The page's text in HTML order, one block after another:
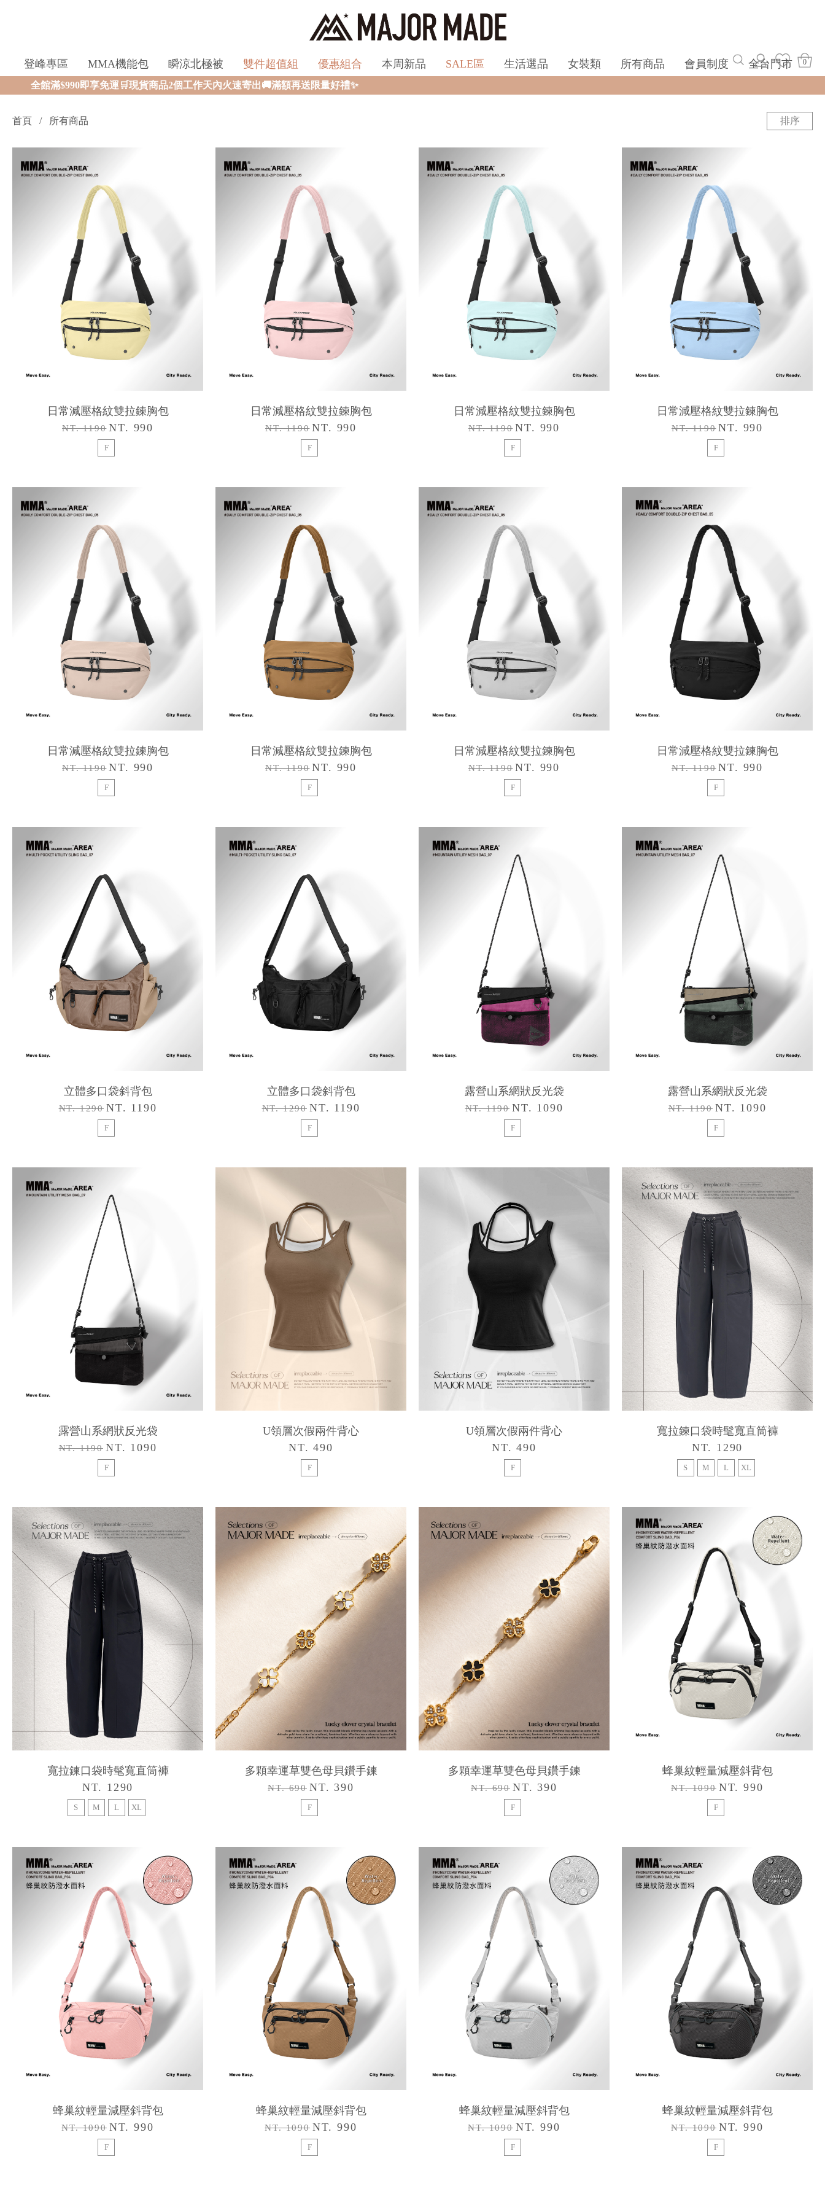
登峰專區 MMA機能包 瞬涼北極被 雙件超值組 優惠組合 本周新品 SALE區 生活選品 女裝類 所有商品 會員制度 全台門市 0
免運🛒現貨商品2個工作天內火速寄出🚚滿額再送限量好禮✨
首頁 所有商品 排序
日常減壓格紋雙拉鍊胸包
NT. 1190 NT. 990
F
日常減壓格紋雙拉鍊胸包
NT. 1190 NT. 990
F
日常減壓格紋雙拉鍊胸包
NT. 1190 NT. 990
F
日常減壓格紋雙拉鍊胸包
NT. 1190 NT. 990
F
日常減壓格紋雙拉鍊胸包
NT. 1190 NT. 990
F
日常減壓格紋雙拉鍊胸包
NT. 1190 NT. 990
F
日常減壓格紋雙拉鍊胸包
NT. 1190 NT. 990
F
日常減壓格紋雙拉鍊胸包
NT. 1190 NT. 990
F
立體多口袋斜背包
NT. 1290 NT. 1190
F
立體多口袋斜背包
NT. 1290 NT. 1190
F
露營山系網狀反光袋
NT. 1190 NT. 1090
F
露營山系網狀反光袋
NT. 1190 NT. 1090
F
露營山系網狀反光袋
NT. 1190 NT. 1090
F
U領層次假兩件背心
NT. 490
F
U領層次假兩件背心
NT. 490
F
寬拉鍊口袋時髦寬直筒褲
NT. 1290
S M L XL
寬拉鍊口袋時髦寬直筒褲
NT. 1290
S M L XL
多顆幸運草雙色母貝鑽手鍊
NT. 690 NT. 390
F
多顆幸運草雙色母貝鑽手鍊
NT. 690 NT. 390
F
蜂巢紋輕量減壓斜背包
NT. 1090 NT. 990
F
蜂巢紋輕量減壓斜背包
NT. 1090 NT. 990
F
蜂巢紋輕量減壓斜背包
NT. 1090 NT. 990
F
蜂巢紋輕量減壓斜背包
NT. 1090 NT. 990
F
蜂巢紋輕量減壓斜背包
NT. 1090 NT. 990
F